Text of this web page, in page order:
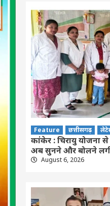
Feature छत्तीसगढ़
कांकेर : चिरायु योजना से
अब सुनने और बोलने
August 6, 2026